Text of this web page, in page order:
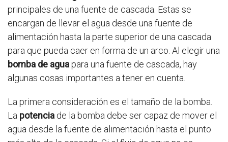
principales de una fuente de cascada. Estas se
encargan de llevar el agua desde una fuente de
alimentación hasta la parte superior de una cascada
para que pueda caer en forma de un arco. Al elegir una
bomba de aguapara una fuente de cascada, hay
algunas cosas importantes a tener en cuenta.
La primera consideración es el tamaño de la bomba.
La potencia de la bomba debe ser capaz de mover el
agua desde la fuente de alimentación hasta el punto